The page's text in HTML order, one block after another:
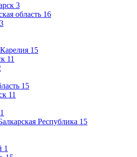
3
область 16
15
11
15
11
1
Республика 15
1